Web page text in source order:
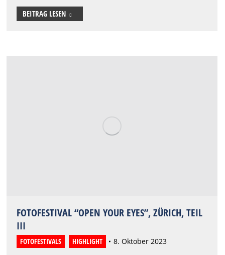
BEITRAG LESEN
FOTOFESTIVAL “OPEN YOUR EYES”, ZÜRICH, TEIL
III
FOTOFESTIVALS HIGHLIGHT 8. Oktober 2023